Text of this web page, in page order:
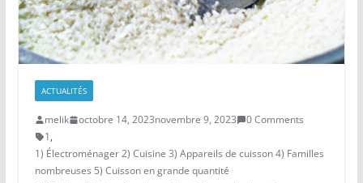
ACTUALITÉS
melik octobre 14, 2023novembre 9, 2023
0 Comments
1,
1) Électroménager 2) Cuisine 3) Appareils de cuisson 4) Familles
nombreuses 5) Cuisson en grande quantité